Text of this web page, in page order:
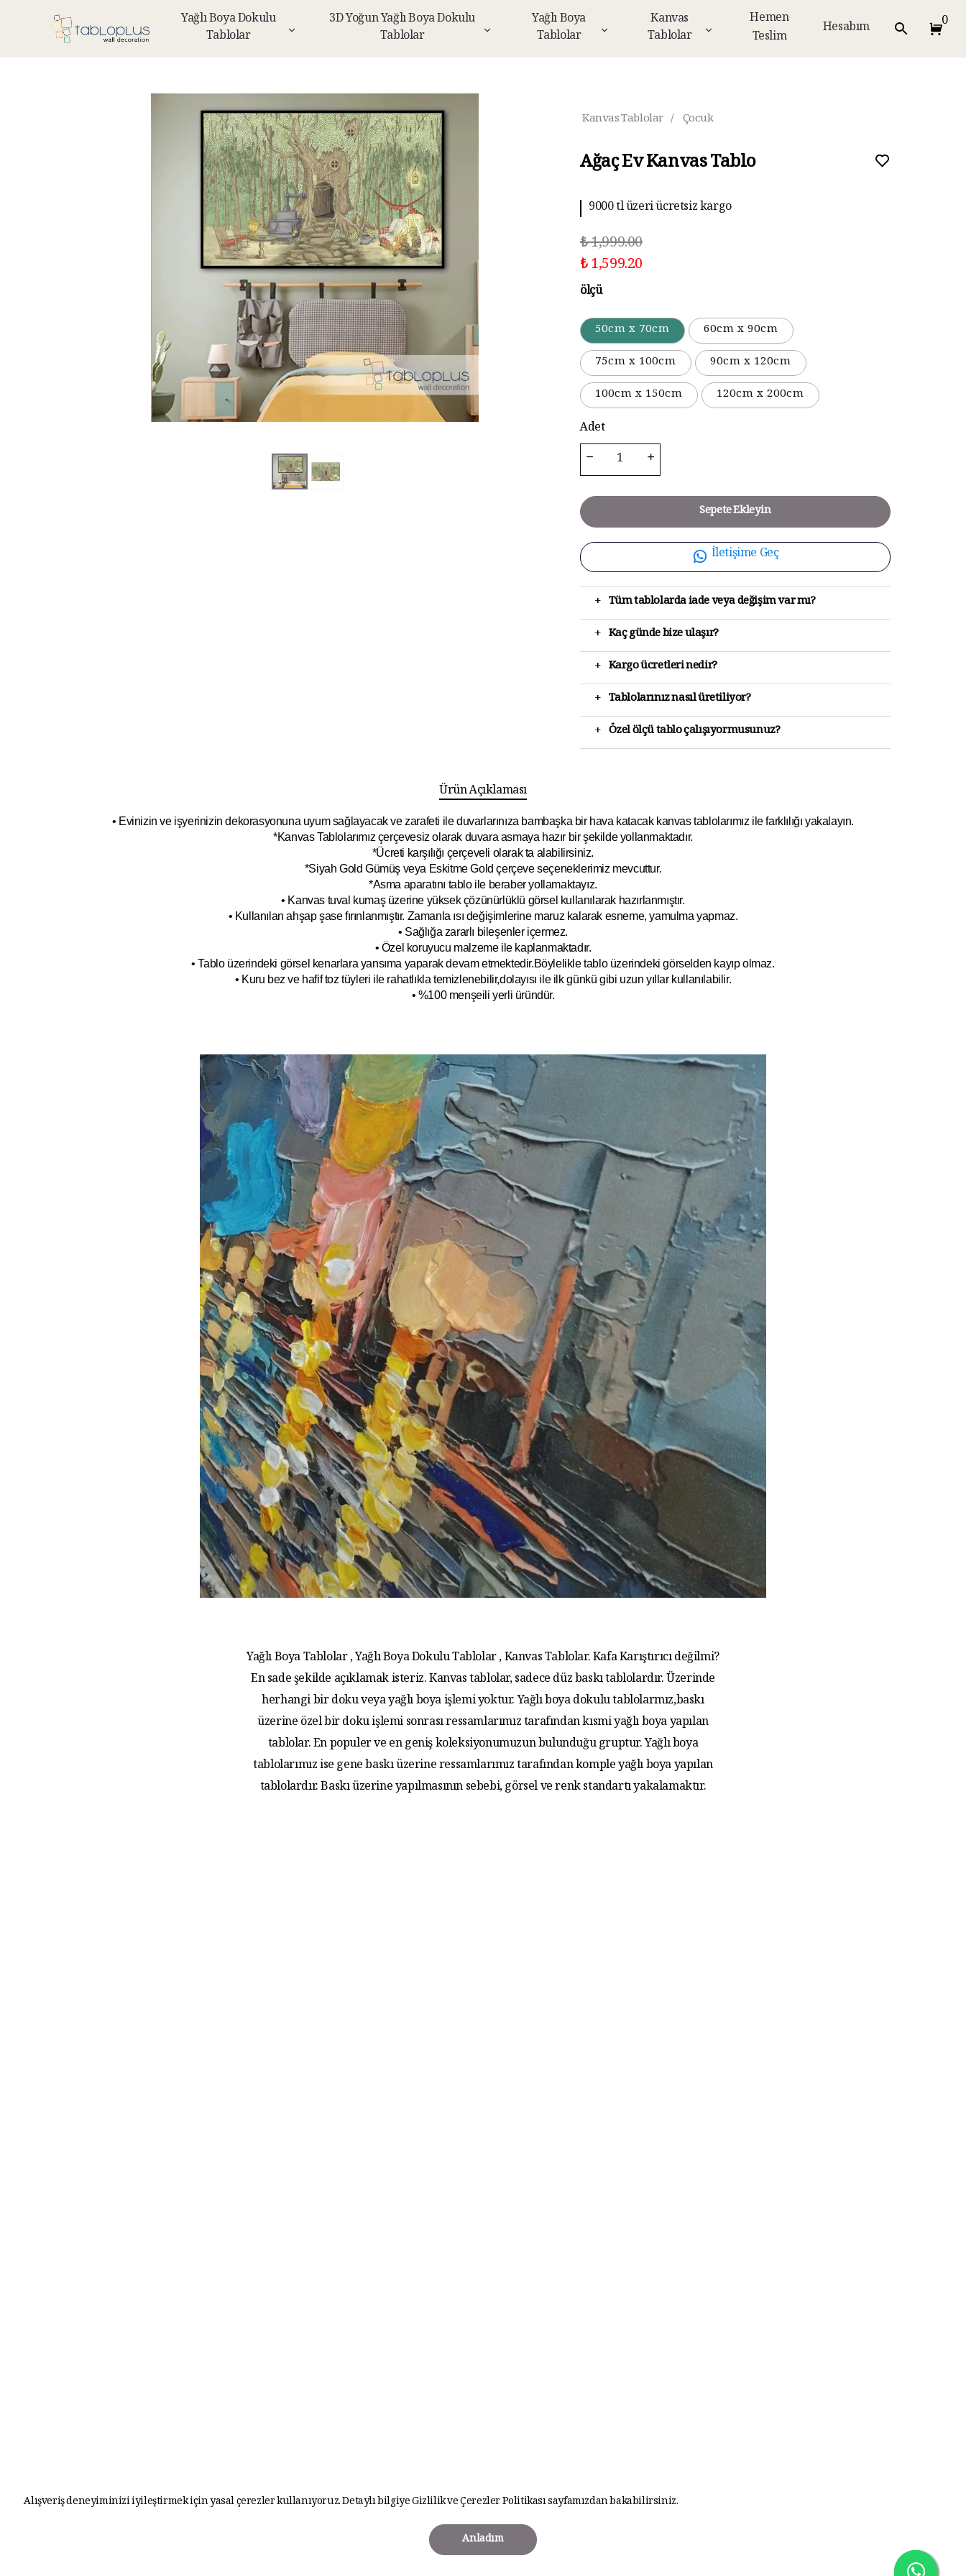
Yağlı Boya Dokulu
Tablolar
3D Yoğun Yağlı Boya Dokulu
Tablolar
Yağlı Boya
Tablolar
Kanvas
Tablolar
Hemen
Teslim
Hesabım 0
Alışveriş deneyiminizi iyileştirmek için yasal çerezler kullanıyoruz. Detaylı bilgiyeGizlilik ve Çerezler Politikasısayfamızdan bakabilirsiniz.
Anladım
Kanvas Tablolar / Çocuk
Ağaç Ev Kanvas Tablo
9000 tl üzeri ücretsiz kargo
₺ 1,999.00
₺ 1,599.20
ölçü
50cm x 70cm
60cm x 90cm
75cm x 100cm
90cm x 120cm
100cm x 150cm
120cm x 200cm
Adet
Sepete Ekleyin
İletişime Geç
+ Tüm tablolarda iade veya değişim var mı?
+ Kaç günde bize ulaşır?
+ Kargo ücretleri nedir?
+ Tablolarınız nasıl üretiliyor?
+ Özel ölçü tablo çalışıyormusunuz?
Ürün Açıklaması
• Evinizin ve işyerinizin dekorasyonuna uyum sağlayacak ve zarafeti ile duvarlarınıza bambaşka bir hava katacak kanvas tablolarımız ile farklılığı yakalayın.
*Kanvas Tablolarımız çerçevesiz olarak duvara asmaya hazır bir şekilde yollanmaktadır.
*Ücreti karşılığı çerçeveli olarak ta alabilirsiniz.
*Siyah Gold Gümüş veya Eskitme Gold çerçeve seçeneklerimiz mevcuttur.
*Asma aparatını tablo ile beraber yollamaktayız.
• Kanvas tuval kumaş üzerine yüksek çözünürlüklü görsel kullanılarak hazırlanmıştır.
• Kullanılan ahşap şase fırınlanmıştır. Zamanla ısı değişimlerine maruz kalarak esneme, yamulma yapmaz.
• Sağlığa zararlı bileşenler içermez.
• Özel koruyucu malzeme ile kaplanmaktadır.
• Tablo üzerindeki görsel kenarlara yansıma yaparak devam etmektedir.Böylelikle tablo üzerindeki görselden kayıp olmaz.
• Kuru bez ve hafif toz tüyleri ile rahatlıkla temizlenebilir,dolayısı ile ilkgünkü gibi uzun yıllar kullanılabilir.
• %100 menşeili yerli üründür.
Yağlı Boya Tablolar , Yağlı Boya Dokulu Tablolar , Kanvas Tablolar. Kafa Karıştırıcı değilmi?
En sade şekilde açıklamak isteriz. Kanvas tablolar, sadece düz baskı tablolardır. Üzerinde
herhangi bir doku veya yağlı boya işlemi yoktur. Yağlı boya dokulu tablolarmız,baskı
üzerine özel bir doku işlemi sonrası ressamlarımız tarafından kısmi yağlı boya yapılan
tablolar. En populer ve en geniş koleksiyonumuzun bulunduğu gruptur. Yağlı boya
tablolarımız ise gene baskı üzerine ressamlarımız tarafından komple yağlı boya yapılan
tablolardır. Baskı üzerine yapılmasının sebebi, görsel ve renk standartı yakalamaktır.